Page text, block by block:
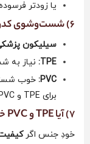
یا زودتر
6) شست‌وشوی کدوم جنس راحت‌تره؟
سیلیکون
TPE: نیاز به
PVC: خوب
برای TPE و PVC خشک‌کردن کامل خیلی مهمه.
7) آیا TPE و PVC خطرناک‌اند؟
خودِ جنس اگر